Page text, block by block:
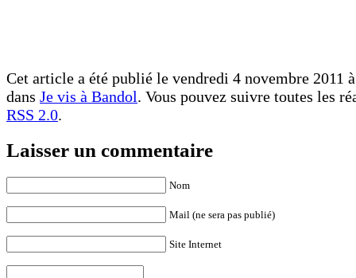
Cet article a été publié le vendredi 4 novembre 2011
dans Je vis à Bandol. Vous pouvez suivre toutes les
RSS 2.0.
Laisser un commentaire
Nom
Mail (ne sera pas publié)
Site Internet